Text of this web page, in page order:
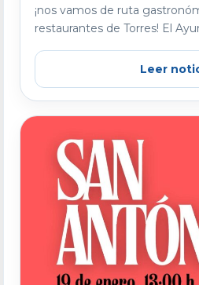
¡nos vamos de ruta
restaurantes de Torres! El
Leer